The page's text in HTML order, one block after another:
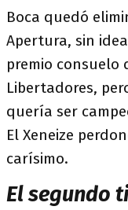
Boca quedó
Apertura, sin
premio consuelo
Libertadores,
quería ser
El Xeneize
carísimo.
El segundo